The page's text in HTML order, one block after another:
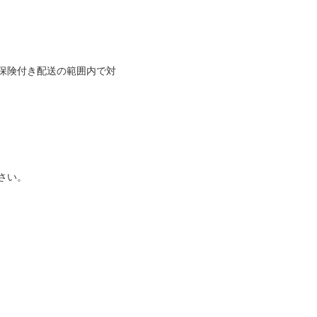
険付き配送の範囲内で対
。